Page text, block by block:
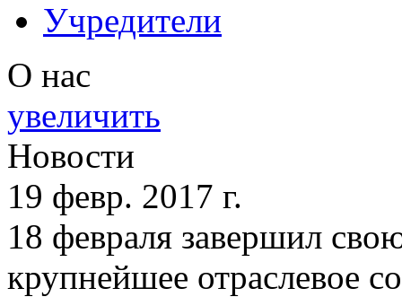
Учредители
О нас
увеличить
Новости
19 февр. 2017 г.
18 февраля завершил
крупнейшее отраслевое